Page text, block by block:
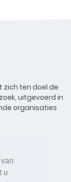
u
zich ten doel de
uitgevoerd in
organisaties